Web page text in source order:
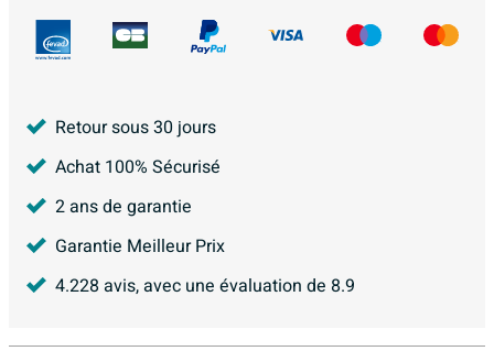
Retour sous 30 jours
Achat 100% Sécurisé
2 ans de garantie
Garantie Meilleur Prix
4.228 avis, avec une évaluation de 8.9